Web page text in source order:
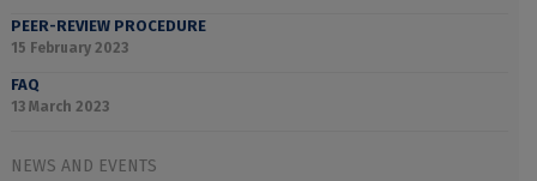
PEER-REVIEW PROCEDURE
15 February 2023
FAQ
13 March 2023
NEWS AND EVENTS